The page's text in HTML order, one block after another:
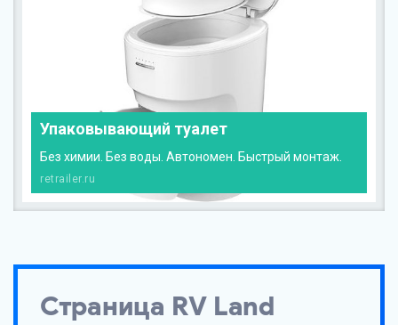
Упаковывающий туалет
Без химии. Без воды. Автономен. Быстрый монтаж.
retrailer.ru
Страница RV Land